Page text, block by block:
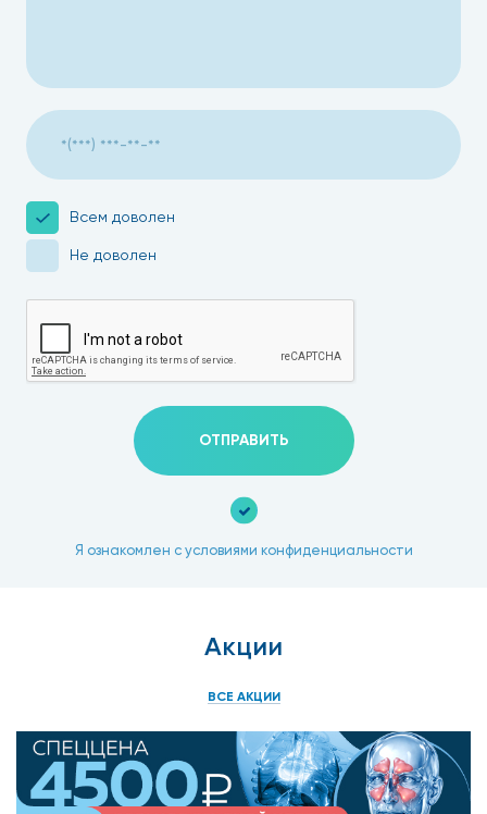
Всем доволен
Не доволен
ОТПРАВИТЬ
Я ознакомлен с условиями конфиденциальности
Акции
ВСЕ АКЦИИ